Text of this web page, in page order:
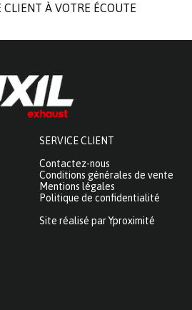
CLIENT À VOTRE ÉCOUTE
SERVICE CLIENT
Contactez-nous
Conditions générales de vente
Mentions légales
Politique de confidentialité
Site réalisé par Yproximité